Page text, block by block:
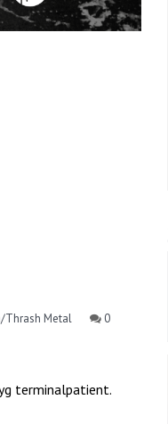
Thrash Metal 0
terminalpatient.